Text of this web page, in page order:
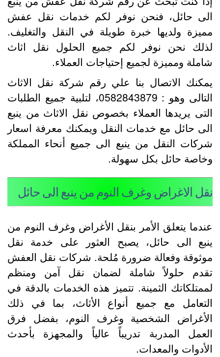
حائل، فنحن نوفر لكم خدمات نقل عفش
ولديها خبرة طويلة في النقل والتغليف.
نحن نوفر لكم جميع الحلول نقل اثاث
ومميزة لجميع إحتياجات العملاء.
الاتصال بنا علي رقم شركة نقل الاثاث
التالى وهو : 0582843879، لتلبية جميع الطلبات
يريدها العملاء بخصوص نقل الاثاث من ينبع
حائل مع خدمات النقل ويمكنك معرفة اسعار
النقل من ينبع الى جميع أنحاء المملكة
حائل بكل سهولة.
الاغراض وغرف النوم من ينبع الى حائل
يتعلق الأمر بنقل الأغراض وغرف النوم من
الى حائل، يصبح العثور على خدمة نقل
وفعالة ضرورة مُلحة. شركات نقل العفش
حلولاً شاملة لضمان نقل آمن ومنظم
الثمينة. تتميز هذه الخدمات بالدقة في
مع جميع أنواع الأثاث، بما في ذلك
الشخصية وغرف النوم، بفضل فرق
المدربة تدريباً عالياً والمجهزة بأحدث
والمعدات.